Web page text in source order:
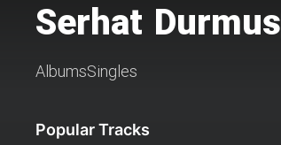
Serhat Durmus
AlbumsSingles
Popular Tracks